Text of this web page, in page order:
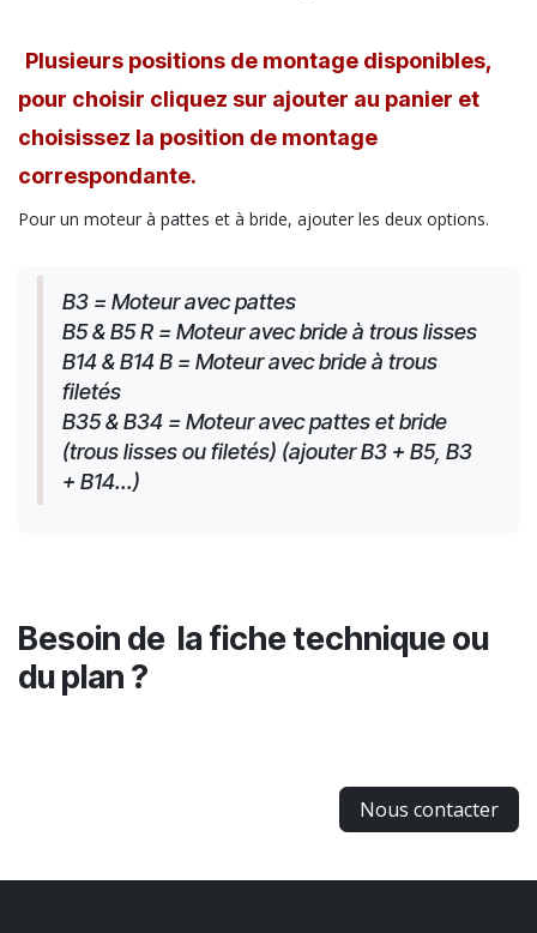
Plusieurs positions de montage disponibles,
pour choisir cliquez sur ajouter au panier et
choisissez la position de montage
correspondante.
Pour un moteur à pattes et à bride, ajouter les deux options.
B3 = Moteur avec pattes
B5 & B5 R = Moteur avec bride à trous lisses
B14 & B14 B = Moteur avec bride à trous
filetés
B35 & B34 = Moteur avec pattes et bride
(trous lisses ou filetés) (ajouter B3 + B5, B3
+ B14...)
Besoin de la fiche technique ou
du plan ?
Nous contacter